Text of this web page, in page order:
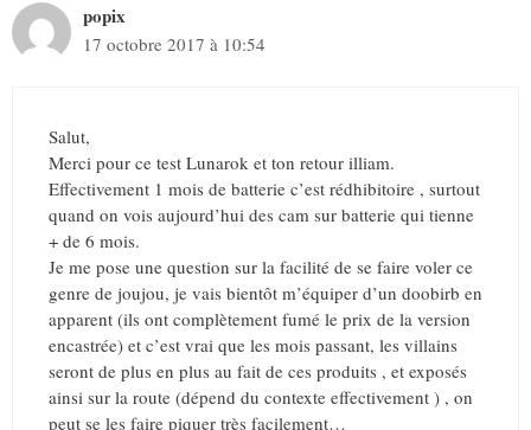
popix
17 octobre 2017 à 10:54
Salut,
Merci pour ce test Lunarok et ton retour illiam.
Effectivement 1 mois de batterie c’est rédhibitoire , surtout
quand on vois aujourd’hui des cam sur batterie qui tienne
+ de 6 mois.
Je me pose une question sur la facilité de se faire voler ce
genre de joujou, je vais bientôt m’équiper d’un doobirb en
apparent (ils ont complètement fumé le prix de la version
encastrée) et c’est vrai que les mois passant, les villains
seront de plus en plus au fait de ces produits , et exposés
ainsi sur la route (dépend du contexte effectivement ) , on
peut se les faire piquer très facilement…